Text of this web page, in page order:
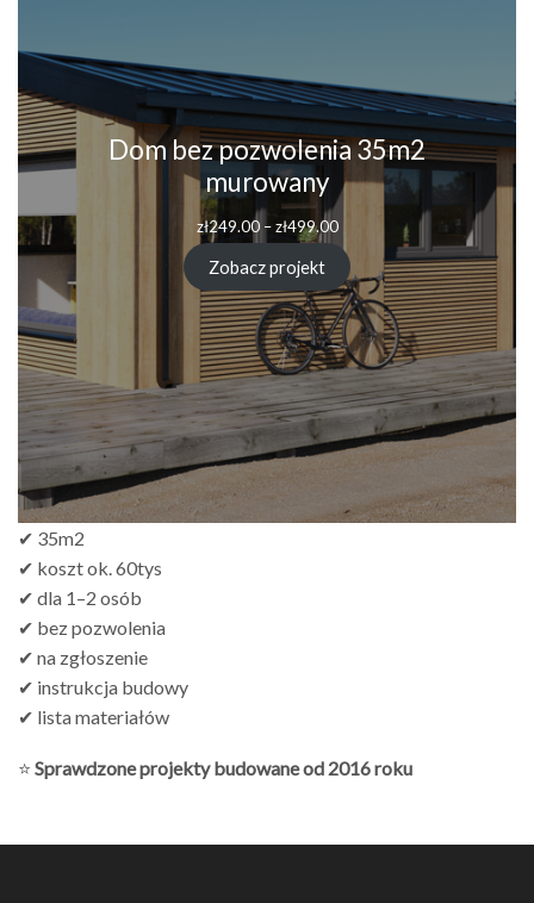
Dom bez pozwolenia 35m2
murowany
zł249.00 – zł499.00Zakres
od
zł249.00
do
zł499.00
Zobacz projekt
✔ 35m2
✔ koszt ok. 60tys
✔ dla 1–2 osób
✔ bez pozwolenia
✔ na zgłoszenie
✔ instrukcja budowy
✔ lista materiałów
⭐ Sprawdzone projekty budowane od 2016 roku